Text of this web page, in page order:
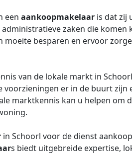
een aankoopmakelaar is dat zij
zaken die komen
moeite besparen en ervoor
van de lokale markt in
er in de buurt zijn
marktkennis kan u helpen om
in Schoorl voor de dienst
s biedt uitgebreide expertise,